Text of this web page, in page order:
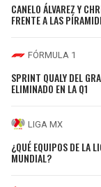
CANELO ÁLVAREZ Y
FRENTE A LAS
FÓRMULA 1
SPRINT QUALY DEL
ELIMINADO EN LA Q1
LIGA MX
¿QUÉ EQUIPOS DE LA
MUNDIAL?